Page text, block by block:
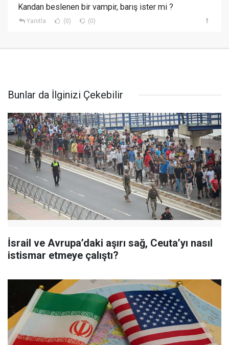
Kandan beslenen bir vampir, barış ister mi ?
Yanıtla (0) (0)
Bunlar da İlginizi Çekebilir
İsrail ve Avrupa’daki aşırı sağ, Ceuta’yı nasıl
istismar etmeye çalıştı?